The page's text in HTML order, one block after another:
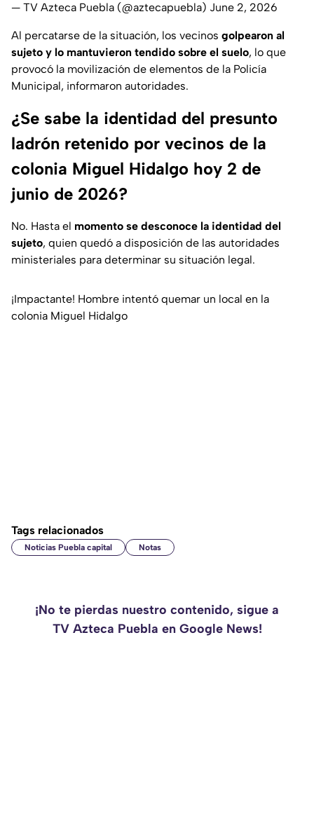
— TV Azteca Puebla (@aztecapuebla) June 2, 2026
Al percatarse de la situación, los vecinos golpearon al
sujeto y lo mantuvieron tendido sobre el suelo, lo que
provocó la movilización de elementos de la Policía
Municipal, informaron autoridades.
¿Se sabe la identidad del presunto
ladrón retenido por vecinos de la
colonia Miguel Hidalgo hoy 2 de
junio de 2026?
No. Hasta el momento se desconoce la identidad del
sujeto, quien quedó a disposición de las autoridades
ministeriales para determinar su situación legal.
¡Impactante! Hombre intentó quemar un local en la
colonia Miguel Hidalgo
Tags relacionados
Noticias Puebla capital Notas
¡No te pierdas nuestro contenido, sigue a
TV Azteca Puebla en Google News!